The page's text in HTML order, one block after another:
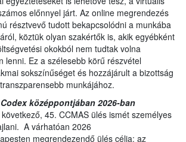
előnnyel járt. Az online megrendezés
résztvevő tudott bekapcsolódni a munkába
köztük olyan szakértők is, akik egyébként
okokból nem tudtak volna
lenni. Ez a szélesebb körű részvétel
sokszínűséget és hozzájárult a bizottság
munkájához.
középpontjában 2026-ban
45. CCMAS ülés ismét személyes
A várhatóan 2026
megrendezendő ülés célja: az